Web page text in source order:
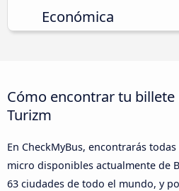
Económica
Cómo encontrar tu billete
Turizm
En CheckMyBus, encontrarás
micro disponibles actualmente de
63 ciudades de todo el mundo, y